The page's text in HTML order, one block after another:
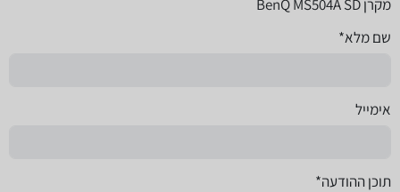
מקרן BenQ MS504A SD
שם מלא*
אימייל
תוכן ההודעה*